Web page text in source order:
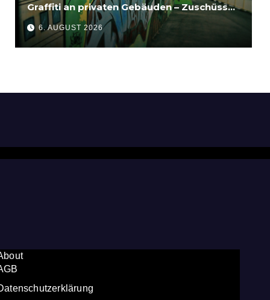
Graffiti an privaten Gebäuden – Zuschüsse
bis 3.500 Euro
6. AUGUST 2026